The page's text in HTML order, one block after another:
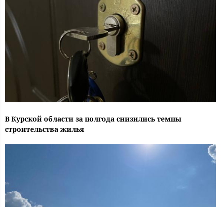
В Курской области за полгода снизились темпы
строительства жилья